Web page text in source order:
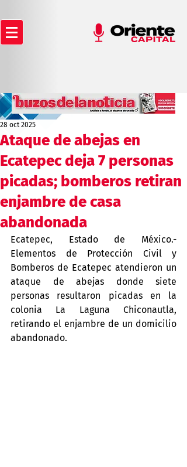
Ataque de abejas en
Ecatepec deja 7 personas
picadas; bomberos retiran
enjambre de casa
abandonada
28 oct 2025
Ecatepec, Estado de México.-
Elementos de Protección Civil y
Bomberos de Ecatepec atendieron un
ataque de abejas donde siete
personas resultaron picadas en la
colonia La Laguna Chiconautla,
retirando el enjambre de un domicilio
abandonado.